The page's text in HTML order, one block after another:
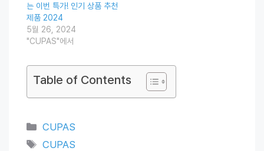
는 이번 특가! 인기 상품 추천
제품 2024
5월 26, 2024
"CUPAS"에서
Table of Contents
Categories
CUPAS
Tags
CUPAS